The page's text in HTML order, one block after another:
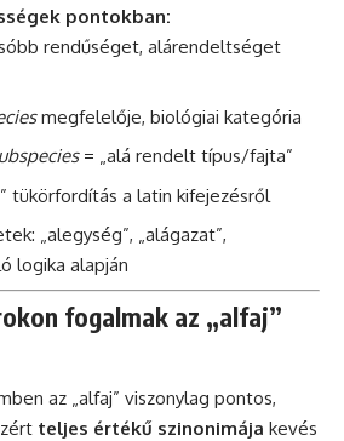
pontokban:
rendűséget, alárendeltséget
megfelelője, biológiai kategória
= „alá rendelt típus/fajta”
tükörfordítás a latin kifejezésről
„alegység”, „alágazat”,
logika alapján
fogalmak az „alfaj”
az „alfaj” viszonylag pontos,
teljes értékű szinonimája kevés